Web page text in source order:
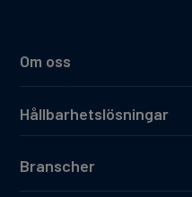
Om oss
Hållbarhetslösningar
Branscher